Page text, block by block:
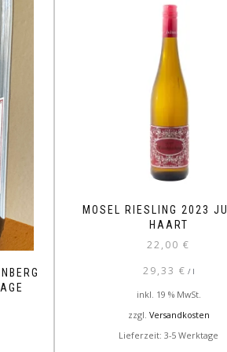
MOSEL RIESLING 2023
HAART
22,00€
29,33 € / l
inkl. 19 % MwSt.
zzgl. Versandkosten
Lieferzeit: 3-5 Werktage